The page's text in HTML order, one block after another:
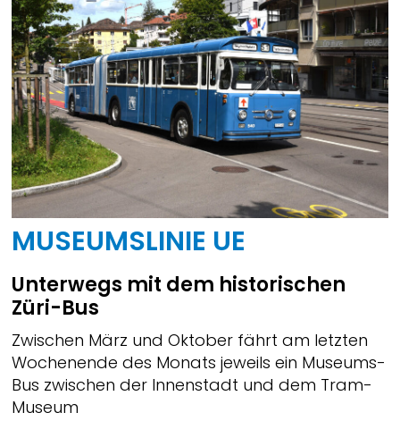
MUSEUMSLINIE UE
Unterwegs mit dem historischen
Züri-Bus
Zwischen März und Oktober fährt am letzten
Wochenende des Monats jeweils ein Museums-
Bus zwischen der Innenstadt und dem Tram-
Museum